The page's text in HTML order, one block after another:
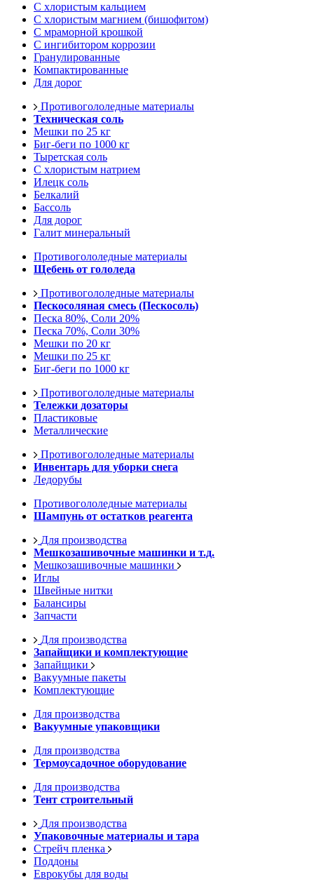
С хлористым кальцием
С хлористым магнием (бишофитом)
С мраморной крошкой
С ингибитором коррозии
Гранулированные
Компактированные
Для дорог
Противогололедные материалы
Техническая соль
Мешки по 25 кг
Биг-беги по 1000 кг
Тыретская соль
С хлористым натрием
Илецк соль
Белкалий
Бассоль
Для дорог
Галит минеральный
Противогололедные материалы
Щебень от гололеда
Противогололедные материалы
Пескосоляная смесь (Пескосоль)
Песка 80%, Соли 20%
Песка 70%, Соли 30%
Мешки по 20 кг
Мешки по 25 кг
Биг-беги по 1000 кг
Противогололедные материалы
Тележки дозаторы
Пластиковые
Металлические
Противогололедные материалы
Инвентарь для уборки снега
Ледорубы
Противогололедные материалы
Шампунь от остатков реагента
Для производства
Мешкозашивочные машинки и т.д.
Мешкозашивочные машинки
Иглы
Швейные нитки
Балансиры
Запчасти
Для производства
Запайщики и комплектующие
Запайщики
Вакуумные пакеты
Комплектующие
Для производства
Вакуумные упаковщики
Для производства
Термоусадочное оборудование
Для производства
Тент строительный
Для производства
Упаковочные материалы и тара
Стрейч пленка
Поддоны
Еврокубы для воды